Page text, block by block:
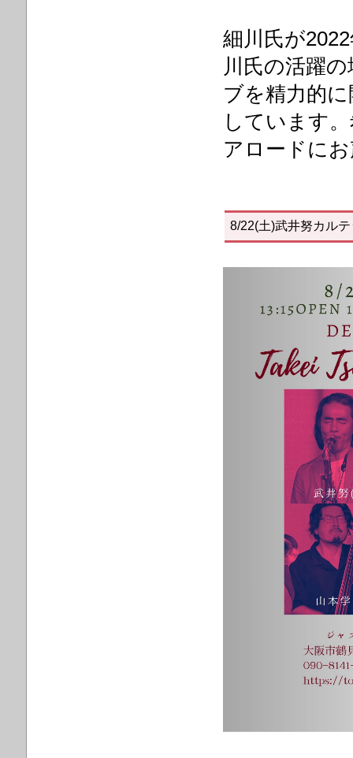
細川氏が
川氏の活躍
ブを精力的
しています
アロードに
8/22(土)武井努カル